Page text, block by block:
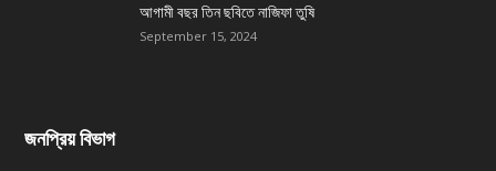
আগামী বছর তিন ছবিতে নাজিফা তুষি
September 15, 2024
জনপ্রিয় বিভাগ